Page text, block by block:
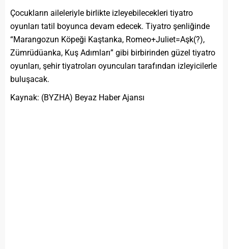
Çocukların aileleriyle birlikte izleyebilecekleri tiyatro
oyunları tatil boyunca devam edecek. Tiyatro şenliğinde
“Marangozun Köpeği Kaştanka, Romeo+Juliet=Aşk(?),
Zümrüdüanka, Kuş Adımları” gibi birbirinden güzel tiyatro
oyunları, şehir tiyatroları oyuncuları tarafından izleyicilerle
buluşacak.
Kaynak: (BYZHA) Beyaz Haber Ajansı